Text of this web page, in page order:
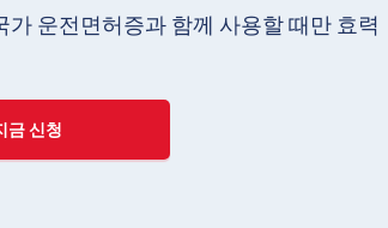
운전면허증과 함께 사용할 때만 효력
금 신청